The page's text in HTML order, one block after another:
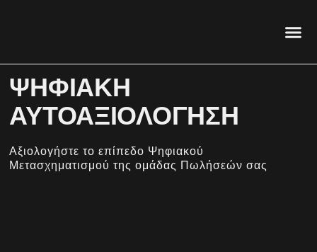
ΨΗΦΙΑΚΗ
ΑΥΤΟΑΞΙΟΛΟΓΗΣΗ
Αξιολογήστε το επίπεδο Ψηφιακού
Μετασχηματισμού της ομάδας Πωλήσεών σας